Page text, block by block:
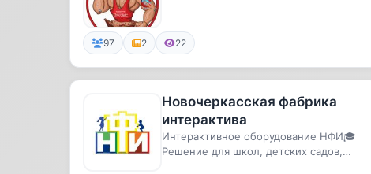
97 2 22
Новочеркасская фабрика
интерактива
Интерактивное оборудование НФИ🎓
Решение для школ, детских садов,